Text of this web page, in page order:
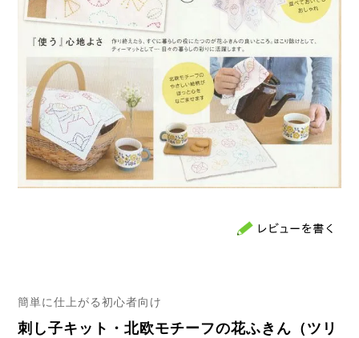
簡単に仕上がる初心者向け
刺し子キット・北欧モチーフの花ふきん（ツリ